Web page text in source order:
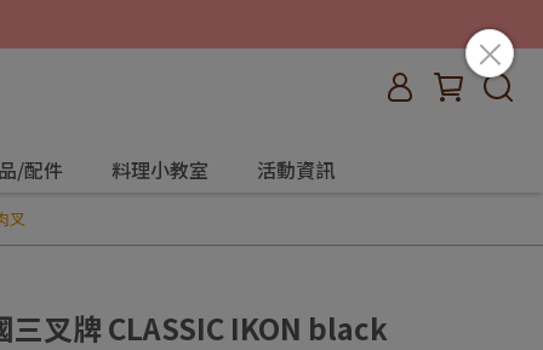
/配件 料理小教室 活動資訊
叉
三叉牌 CLASSIC IKON black